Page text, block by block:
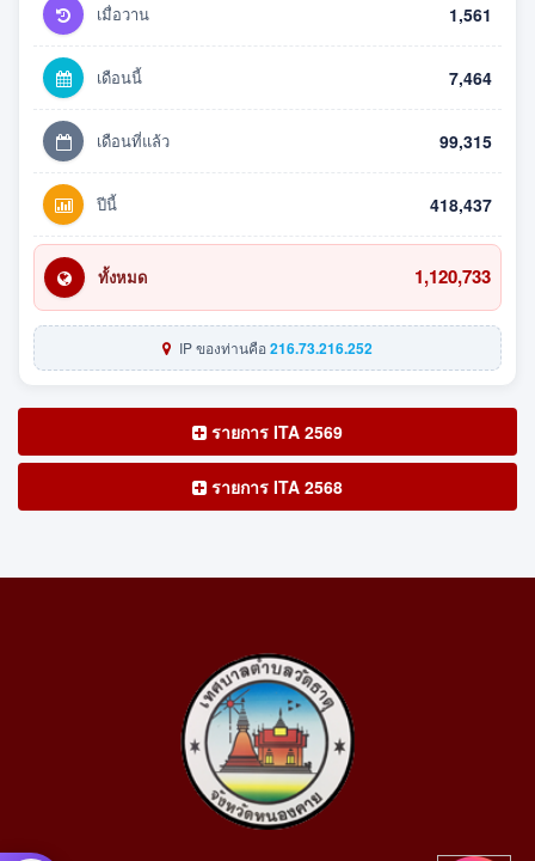
เมื่อวาน 1,561
เดือนนี้ 7,464
เดือนที่แล้ว 99,315
ปีนี้ 418,437
ทั้งหมด 1,120,733
IP ของท่านคือ216.73.216.252
รายการ ITA 2569
รายการ ITA 2568